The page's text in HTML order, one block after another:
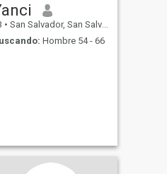
• San Salvador, San Salvador, El Salvador
Hombre 54 - 66